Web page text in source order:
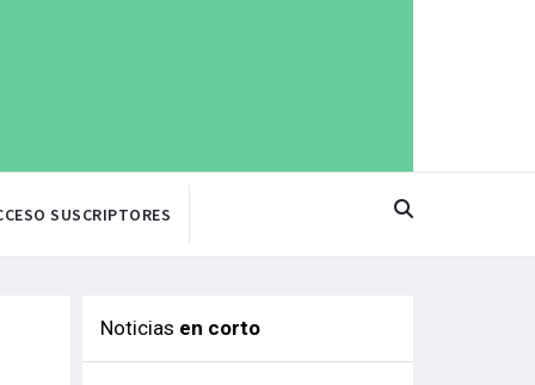
SUSCRIPTORES
Noticias en corto